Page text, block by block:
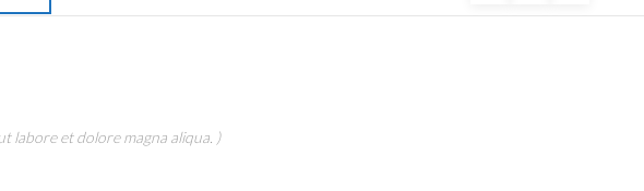
labore et dolore magna aliqua. )